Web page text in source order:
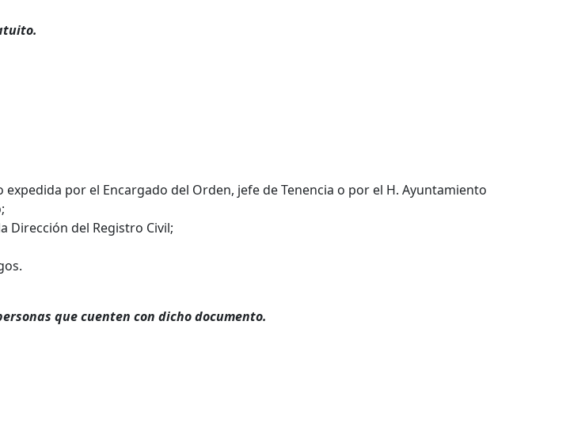
por el Encargado del Orden, jefe de Tenencia o por el H. Ayuntamiento
Dirección del Registro Civil;
que cuenten con dicho documento.